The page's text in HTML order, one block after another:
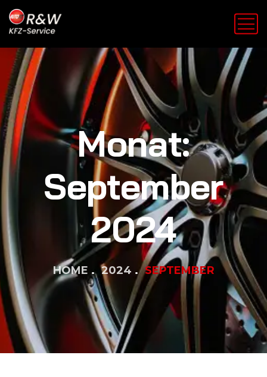
Monat:
September
2024
HOME 2024 SEPTEMBER